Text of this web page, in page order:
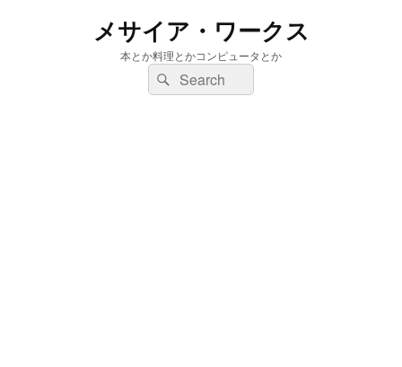
メサイア・ワークス
本とか料理とかコンピュータとか
検
索:
検
索